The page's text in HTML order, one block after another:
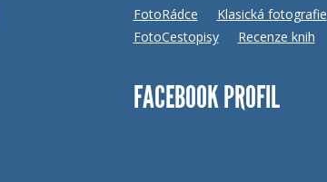
FotoRádce Klasická fotografie
FotoCestopisy
Recenze knih
FACEBOOK PROFIL